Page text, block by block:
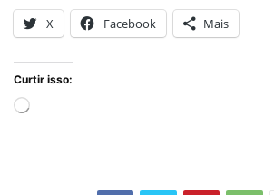
X Facebook Mais
Curtir isso:
Carregando...